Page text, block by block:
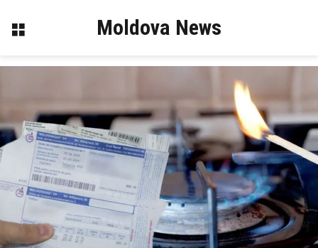
Меню Moldova News